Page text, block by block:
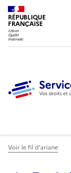
RÉPUBLIQUE
FRANÇAISE
Voir le fil d'ariane